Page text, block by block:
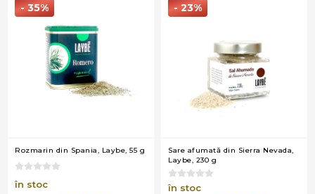
- 35%
Rozmarin din Spania, Laybe, 55 g
în stoc
- 23%
Sare afumată din Sierra Nevada,
Laybe, 230 g
în stoc